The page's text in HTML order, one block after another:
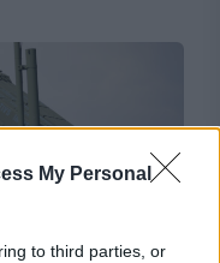
My Personal
to third parties, or